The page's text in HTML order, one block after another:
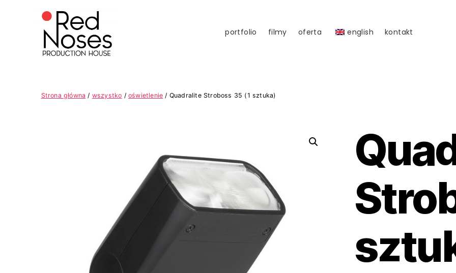
portfolio filmy oferta english kontakt
Strona główna / wszystko /oświetlenie / Quadralite Stroboss 35 (1 sztuka)